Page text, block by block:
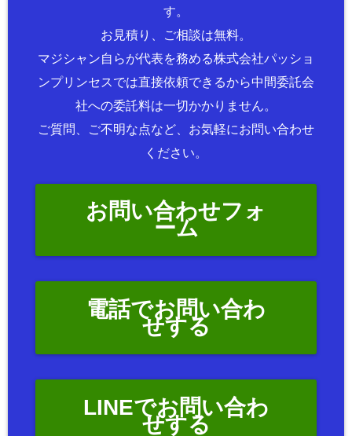
す。
お見積り、ご相談は無料。
マジシャン自らが代表を務める株式会社パッショ
ンプリンセスでは直接依頼できるから中間委託会
社への委託料は一切かかりません。
ご質問、ご不明な点など、お気軽にお問い合わせ
ください。
お問い合わせフォ
ーム
電話でお問い合わ
せする
LINEでお問い合わ
せする